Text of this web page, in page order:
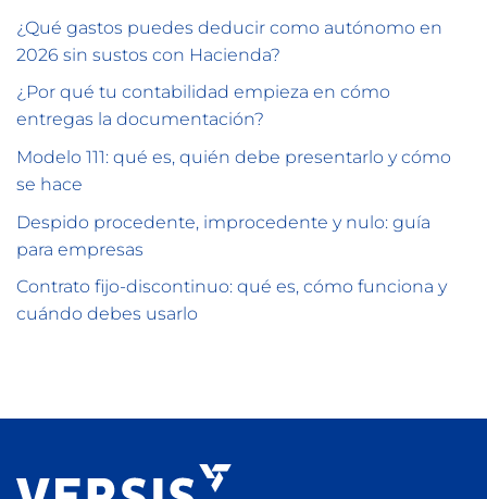
¿Qué gastos puedes deducir como autónomo en
2026 sin sustos con Hacienda?
¿Por qué tu contabilidad empieza en cómo
entregas la documentación?
Modelo 111: qué es, quién debe presentarlo y cómo
se hace
Despido procedente, improcedente y nulo: guía
para empresas
Contrato fijo-discontinuo: qué es, cómo funciona y
cuándo debes usarlo